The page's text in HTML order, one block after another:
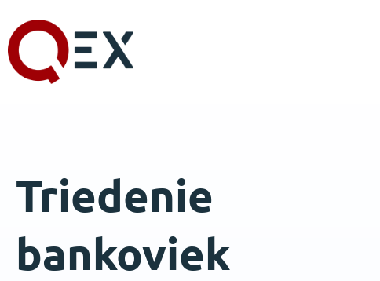
Triedenie
bankoviek